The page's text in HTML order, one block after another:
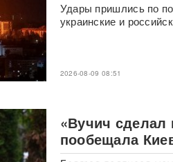
Удары пришлись по
украинские и
2026-08-09 08:51
«Вучич сделал
пообещала